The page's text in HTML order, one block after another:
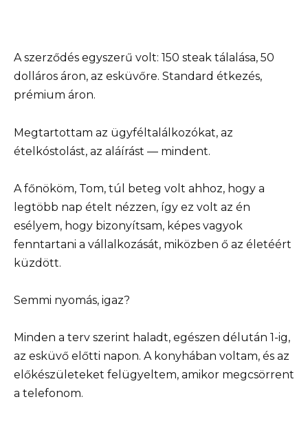
A szerződés egyszerű volt: 150 steak tálalása, 50
dolláros áron, az esküvőre. Standard étkezés,
prémium áron.
Megtartottam az ügyféltalálkozókat, az
ételkóstolást, az aláírást — mindent.
A főnököm, Tom, túl beteg volt ahhoz, hogy a
legtöbb nap ételt nézzen, így ez volt az én
esélyem, hogy bizonyítsam, képes vagyok
fenntartani a vállalkozását, miközben ő az életéért
küzdött.
Semmi nyomás, igaz?
Minden a terv szerint haladt, egészen délután 1-ig,
az esküvő előtti napon. A konyhában voltam, és az
előkészületeket felügyeltem, amikor megcsörrent
a telefonom.